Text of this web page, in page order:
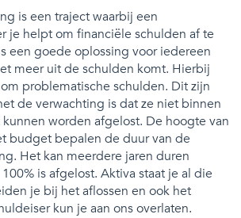
is een traject waarbij een
je helpt om financiële schulden af te
een goede oplossing voor iedereen
meer uit de schulden komt. Hierbij
problematische schulden. Dit zijn
de verwachting is dat ze niet binnen
worden afgelost. De hoogte van
budget bepalen de duur van de
Het kan meerdere jaren duren
is afgelost. Aktiva staat je al die
je bij het aflossen en ook het
kun je aan ons overlaten.